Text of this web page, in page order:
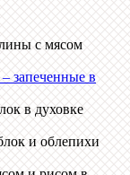
запеченные в